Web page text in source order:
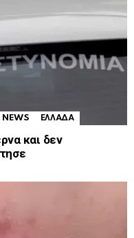
NEWS ΕΛΛΑΔΑ
και δεν